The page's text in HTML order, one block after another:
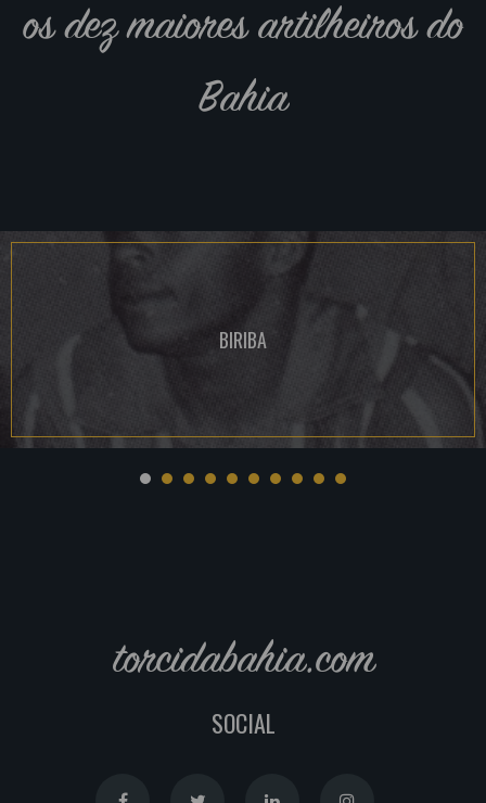
os dez maiores artilheiros do
Bahia
BIRIBA
torcidabahia.com
SOCIAL